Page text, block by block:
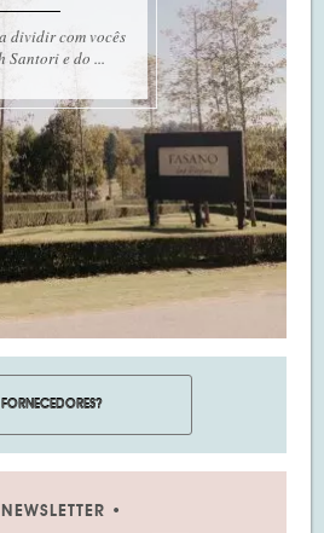
dividir com vocês
Santori e do ...
NEWSLETTER